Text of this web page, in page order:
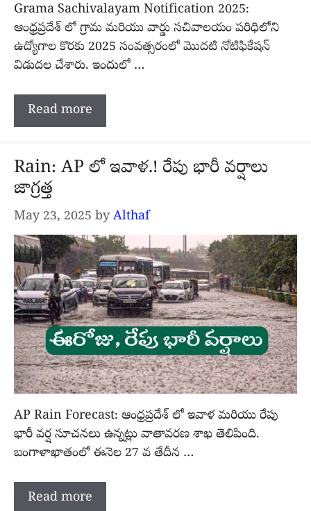
Grama Sachivalayam Notification 2025:
ఆంధ్రప్రదేశ్ లో గ్రామ మరియు వార్డు సచివాలయం పరిధిలోని
ఉద్యోగాల కొరకు 2025 సంవత్సరంలో మొదటి నోటిఫికేషన్
విడుదల చేశారు. ఇందులో …
Read more
Rain: AP లో ఇవాళ.! రేపు భారీ వర్షాలు
జాగ్రత్త
May 23, 2025 by Althaf
AP Rain Forecast: ఆంధ్రప్రదేశ్ లో ఇవాళ మరియు రేపు
భారీ వర్ష సూచనలు ఉన్నట్లు వాతావరణ శాఖ తెలిపింది.
బంగాళాఖాతంలో ఈనెల 27 వ తేదీన …
Read more